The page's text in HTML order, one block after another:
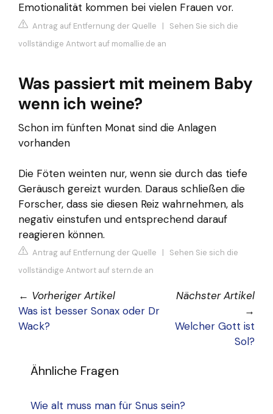
Emotionalität kommen bei vielen Frauen vor.
Antrag auf Entfernung der Quelle | Sehen Sie sich die
vollständige Antwort auf momallie.de an
Was passiert mit meinem Baby
wenn ich weine?
Schon im fünften Monat sind die Anlagen
vorhanden
Die Föten weinten nur, wenn sie durch das tiefe
Geräusch gereizt wurden. Daraus schließen die
Forscher, dass sie diesen Reiz wahrnehmen, als
negativ einstufen und entsprechend darauf
reagieren können.
Antrag auf Entfernung der Quelle | Sehen Sie sich die
vollständige Antwort auf stern.de an
← Vorheriger Artikel
Was ist besser Sonax oder Dr
Wack?
Nächster Artikel
→
Welcher Gott ist
Sol?
Ähnliche Fragen
Wie alt muss man für Snus sein?